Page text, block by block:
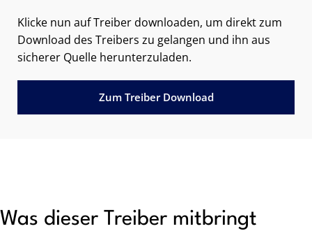
Klicke nun auf Treiber downloaden, um direkt zum
Download des Treibers zu gelangen und ihn aus
sicherer Quelle herunterzuladen.
Zum Treiber Download
Was dieser Treiber mitbringt